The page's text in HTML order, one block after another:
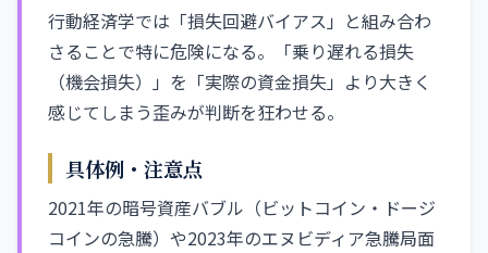
行動経済学では「損失回避バイアス」と組み合わ
さることで特に危険になる。「乗り遅れる損失
（機会損失）」を「実際の資金損失」より大きく
感じてしまう歪みが判断を狂わせる。
具体例・注意点
2021年の暗号資産バブル（ビットコイン・ドージ
コインの急騰）や2023年のエヌビディア急騰局面